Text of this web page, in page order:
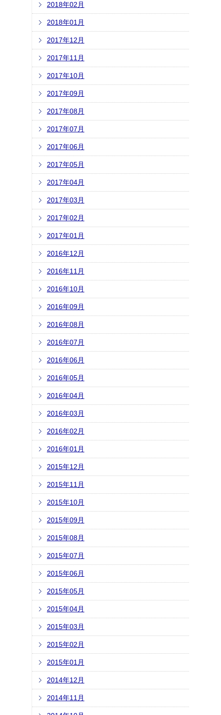
2018年02月
2018年01月
2017年12月
2017年11月
2017年10月
2017年09月
2017年08月
2017年07月
2017年06月
2017年05月
2017年04月
2017年03月
2017年02月
2017年01月
2016年12月
2016年11月
2016年10月
2016年09月
2016年08月
2016年07月
2016年06月
2016年05月
2016年04月
2016年03月
2016年02月
2016年01月
2015年12月
2015年11月
2015年10月
2015年09月
2015年08月
2015年07月
2015年06月
2015年05月
2015年04月
2015年03月
2015年02月
2015年01月
2014年12月
2014年11月